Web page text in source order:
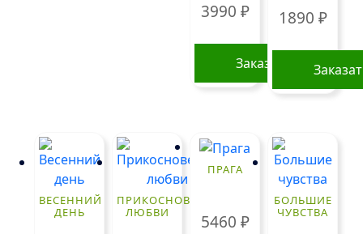
3990 ₽
Заказать
1890 ₽
ВЕСЕННИЙ
ДЕНЬ
ПРИКОСНОВЕНИЕ
ЛЮБВИ
ПРАГА
5460 ₽
БОЛЬШИЕ
ЧУВСТВА